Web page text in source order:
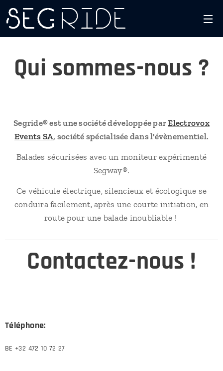
Qui sommes-nous ?
Segride® est une société développée parElectrovox
Events SA, société spécialisée dans l'évènementiel.
Balades sécurisées avec un moniteur expérimenté
Segway®.
Ce véhicule électrique, silencieux et écologique se
conduira facilement, après une courte initiation, en
route pour une balade inoubliable !
Contactez-nous !
Téléphone:
BE +32 472 10 72 27